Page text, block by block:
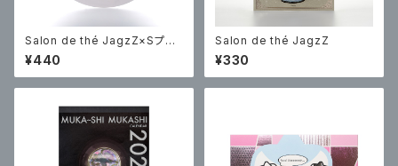
Salon de thé JagzZ×Sプリ
ズムプリント ステッカー
¥440
Salon de thé JagzZ
¥330